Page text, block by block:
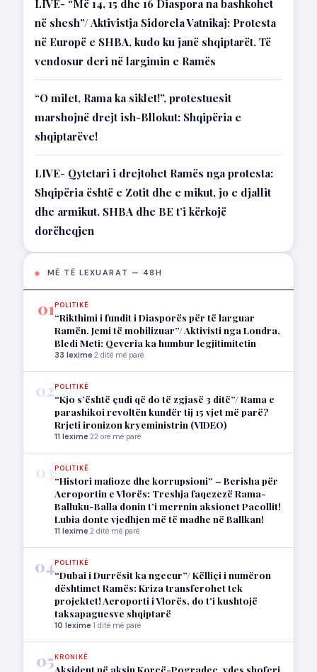
LIVE- “Më 14, 15 dhe 16 Diaspora na bashkohet
në shesh”/ Aktivistja Sidorela Vatnikaj: Protesta
në Europë e SHBA, kudo ku janë shqiptarët. Të
vendosur deri në largimin e Ramës
“O milet, Rama ka siklet!”, protestuesit
marshojnë drejt ish-Bllokut: Shqipëria e
shqiptarëve!
LIVE- Qytetari i drejtohet Ramës nga protesta:
Shqipëria është e Zotit dhe e mikut, jo e djallit
dhe armikut. SHBA dhe BE t’i kërkojë
dorëheqjen
MË TË LEXUARAT — 48H
01POLITIKË
“Rikthimi i fundit i Diasporës për të larguar
Ramën. Jemi të mobilizuar”/ Aktivisti nga Londra,
Bledi Meti: Qeveria ka humbur legjitimitetin
33 lexime·2 ditë më parë
02POLITIKË
“Kjo s’është çudi që do të zgjasë 3 ditë”/ Rama e
parashikoi revoltën kundër tij 15 vjet më parë?
Rrjeti ironizon kryeministrin (VIDEO)
11 lexime·22 orë më parë
POLITIKË
“Histori mafioze dhe korrupsioni” – Berisha për
Aeroportin e Vlorës: Treshja faqezezë Rama-
Balluku-Balla donin t’i merrnin aksionet Pacollit!
Lubia donte vjedhjen më të madhe në Ballkan!
11 lexime·2 ditë më parë
04POLITIKË
“Dubai i Durrësit ka ngecur”/ Këlliçi i numëron
dështimet Ramës: Kriza transferohet tek
projektet! Aeroporti i Vlorës, do t’i kushtojë
taksapaguesve shqiptarë
10 lexime·1 ditë më parë
05KRONIKË
Aksident në aksin Korçë-Pogradec, vdes shoferi